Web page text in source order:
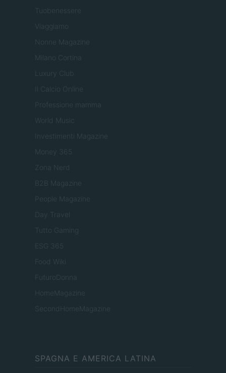
Tuobenessere
Viaggiamo
Nonne Magazine
Milano Cortina
Luxury Club
Il Calcio Online
Professione mamma
World Music
Investimenti Magazine
Money 365
Zona Nerd
B2B Magazine
People Magazine
Day Travel
Tutto Gaming
ESG 365
Food Wiki
FuturoDonna
HomeMagazine
SecondHomeMagazine
SPAGNA E AMERICA LATINA